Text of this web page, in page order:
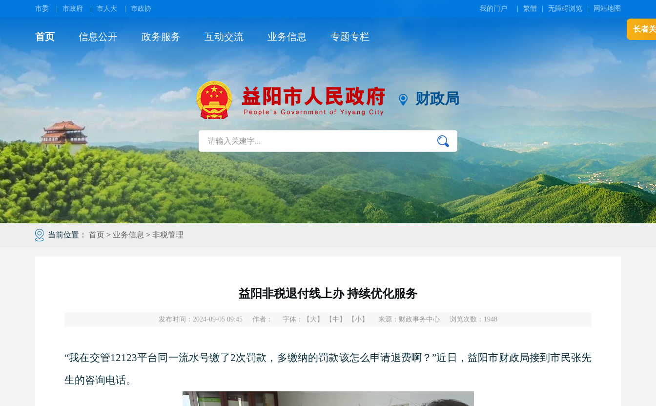
市委 市政府 市人大 市政协 我的门户 繁體 无障碍浏览 网站地图
长者
首页 信息公开 政务服务 互动交流 业务信息 专题专栏
财政局
当前位置： 首页 > 业务信息 > 非税管理
益阳非税退付线上办 持续优化服务
发布时间：2024-09-05 09:45 作者： 字体： 【大】 【中】 【小】 来源：财政事务中心 浏览次数： 1948
“我在交管12123平台同一流水号缴了2次罚款，多缴纳的罚款该怎么申请退费啊？”近日，益阳市财政局接到市民张先
生的咨询电话。